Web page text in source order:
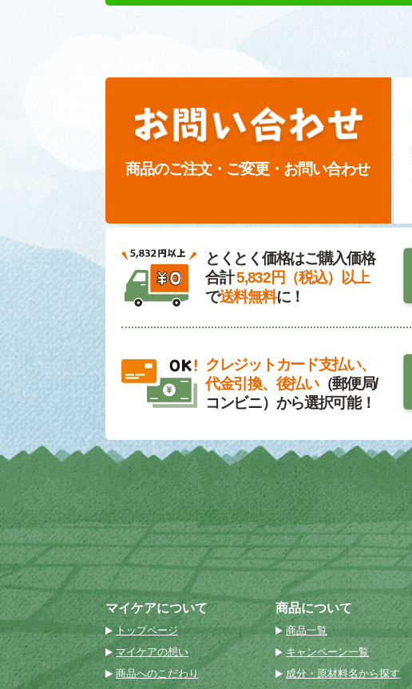
商品のご注文・ご変更・お問い合わせ
とくとく価格はご購入価格
合計5,832円（税込）以上
で送料無料に！
クレジットカード支払い、
代金引換、後払い（郵便局/
コンビニ）から選択可能！
マイケアについて
トップページ
マイケアの想い
商品へのこだわり
商品について
商品一覧
キャンペーン一覧
成分・原材料名から探す